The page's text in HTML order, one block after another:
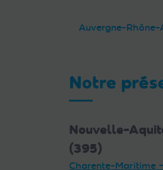
Auvergne-Rhône-
Notre
Nouvelle-
(395)
Charente-Maritime